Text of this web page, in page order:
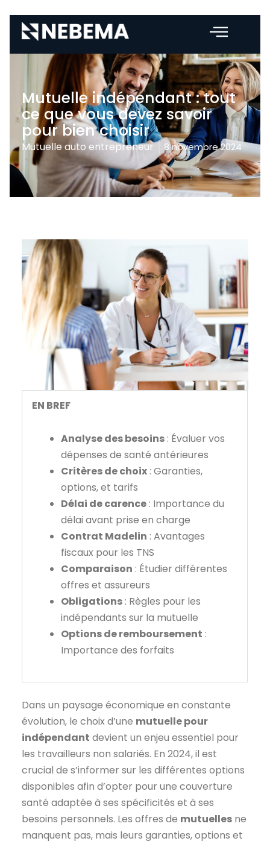
Mutuelle indépendant : tout
ce que vous devez savoir
pour bien choisir
Mutuelle auto entrepreneur 8 novembre 2024
EN BREF
Analyse des besoins : Évaluer vos
dépenses de santé antérieures
Critères de choix : Garanties,
options, et tarifs
Délai de carence : Importance du
délai avant prise en charge
Contrat Madelin : Avantages
fiscaux pour les TNS
Comparaison : Étudier différentes
offres et assureurs
Obligations : Règles pour les
indépendants sur la mutuelle
Options de remboursement :
Importance des forfaits
Dans un paysage économique en constante
évolution, le choix d’une mutuelle pour
indépendant devient un enjeu essentiel pour
les travailleurs non salariés. En 2024, il est
crucial de s’informer sur les différentes options
disponibles afin d’opter pour une couverture
santé adaptée à ses spécificités et à ses
besoins personnels. Les offres de mutuelles ne
manquent pas, mais leurs garanties, options et